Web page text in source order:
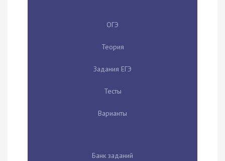
ОГЭ
Теория
Задания ЕГЭ
Тесты
Варианты
Банк заданий